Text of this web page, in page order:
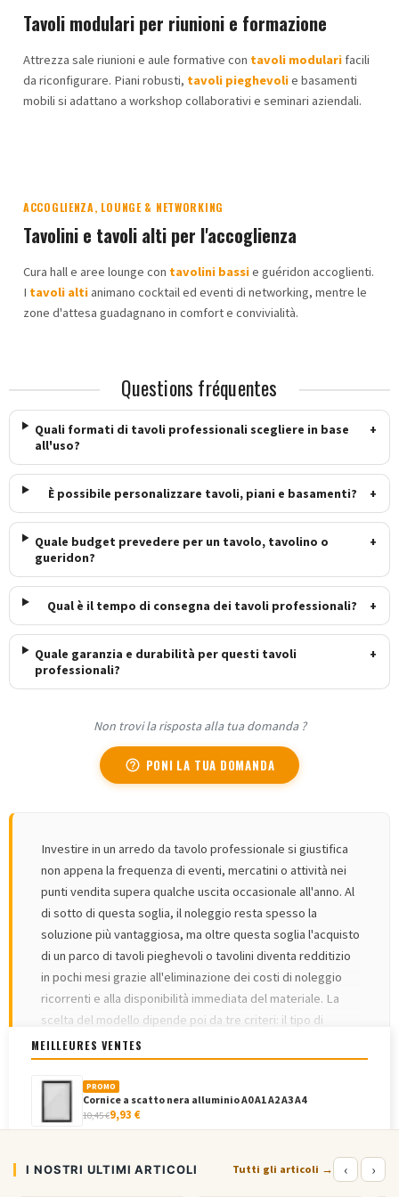
Tavoli modulari per riunioni e formazione
Attrezza sale riunioni e aule formative con tavoli modularifacili
da riconfigurare. Piani robusti, tavoli pieghevolie basamenti
mobili si adattano a workshop collaborativi e seminari aziendali.
ACCOGLIENZA, LOUNGE & NETWORKING
Tavolini e tavoli alti per l'accoglienza
Cura hall e aree lounge con tavolini bassie guéridon accoglienti.
I tavoli alti animano cocktail ed eventi di networking, mentre le
zone d'attesa guadagnano in comfort e convivialità.
Questions fréquentes
Quali formati di tavoli professionali scegliere in base
all'uso?
+
È possibile personalizzare tavoli, piani e basamenti? +
Quale budget prevedere per un tavolo, tavolino o
gueridon?
+
Qual è il tempo di consegna dei tavoli professionali? +
Quale garanzia e durabilità per questi tavoli
professionali?
+
Non trovi la risposta alla tua domanda ?
help_outline PONI LA TUA DOMANDA
Investire in un arredo da tavolo professionale si giustifica
non appena la frequenza di eventi, mercatini o attività nei
punti vendita supera qualche uscita occasionale all'anno. Al
di sotto di questa soglia, il noleggio resta spesso la
soluzione più vantaggiosa, ma oltre questa soglia l'acquisto
di un parco di tavoli pieghevoli o tavolini diventa redditizio
in pochi mesi grazie all'eliminazione dei costi di noleggio
ricorrenti e alla disponibilità immediata del materiale. La
scelta del modello dipende poi da tre criteri: il tipo di
utilizzo, esposizione, ristorazione o accoglienza, la
frequenza di movimentazione e l'ambiente d'uso, interno o
esterno. Un'agenzia eventi che moltiplica gli allestimenti
privilegerà la leggerezza e la rapidità di montaggio, mentre
un ristoratore o un catering cercherà soprattutto igiene e
Quale modello per quale professione?
I NOSTRI ULTIMI ARTICOLI Tutti gli articoli → ‹ ›
MEILLEURES VENTES
PROMO
Cornice a scatto nera alluminio A0 A1 A2 A3 A4
10,45 €9,93 €
Cornice a scatto impermeabile in alluminio...